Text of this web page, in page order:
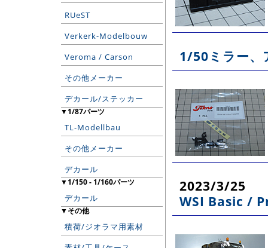
RUeST
Verkerk-Modelbouw
Veroma / Carson
その他メーカー
デカール/ステッカー
▼1/87パーツ
TL-Modellbau
その他メーカー
デカール
▼1/150 - 1/160パーツ
デカール
▼その他
積荷/ジオラマ用素材
1/50ミラー、
2023/3/25
WSI Basic /